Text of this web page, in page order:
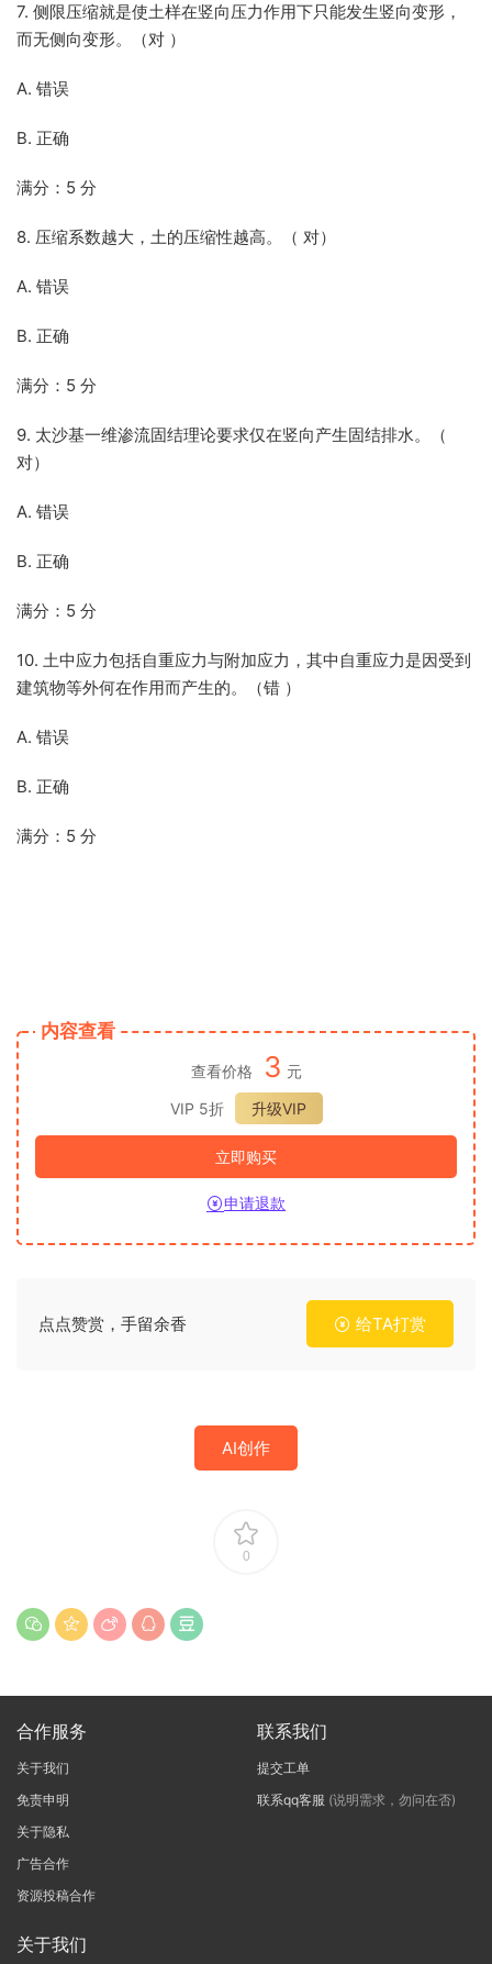
7. 侧限压缩就是使土样在竖向压力作用下只能发生竖向变形，
而无侧向变形。（对 ）
A. 错误
B. 正确
满分：5 分
8. 压缩系数越大，土的压缩性越高。（ 对）
A. 错误
B. 正确
满分：5 分
9. 太沙基一维渗流固结理论要求仅在竖向产生固结排水。（
对）
A. 错误
B. 正确
满分：5 分
10. 土中应力包括自重应力与附加应力，其中自重应力是因受到
建筑物等外何在作用而产生的。（错 ）
A. 错误
B. 正确
满分：5 分
内容查看
查看价格 3 元
VIP 5折
升级VIP
立即购买
申请退款
点点赞赏，手留余香 给TA打赏
AI创作
0
合作服务
关于我们
免责申明
关于隐私
广告合作
资源投稿合作
联系我们
提交工单
联系qq客服 (说明需求，勿问在否)
关于我们